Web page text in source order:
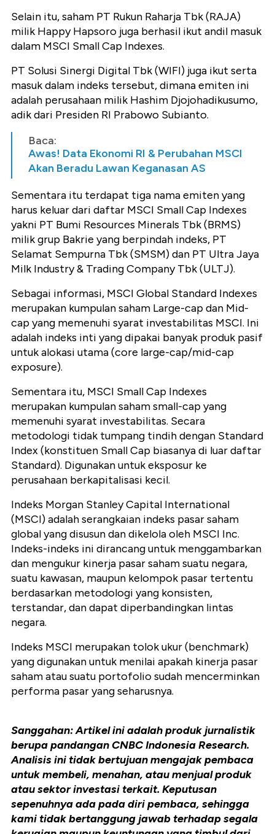
Selain itu, saham PT Rukun Raharja Tbk (RAJA)
milik Happy Hapsoro juga berhasil ikut andil masuk
dalam MSCI Small Cap Indexes.
PT Solusi Sinergi Digital Tbk (WIFI) juga ikut serta
masuk dalam indeks tersebut, dimana emiten ini
adalah perusahaan milik Hashim Djojohadikusumo,
adik dari Presiden RI Prabowo Subianto.
Baca:
Awas! Data Ekonomi RI & Perubahan MSCI
Akan Beradu Lawan Keganasan AS
Sementara itu terdapat tiga nama emiten yang
harus keluar dari daftar MSCI Small Cap Indexes
yakni PT Bumi Resources Minerals Tbk (BRMS)
milik grup Bakrie yang berpindah indeks, PT
Selamat Sempurna Tbk (SMSM) dan PT Ultra Jaya
Milk Industry & Trading Company Tbk (ULTJ).
Sebagai informasi, MSCI Global Standard Indexes
merupakan kumpulan saham Large-cap dan Mid-
cap yang memenuhi syarat investabilitas MSCI. Ini
adalah indeks inti yang dipakai banyak produk pasif
untuk alokasi utama (core large-cap/mid-cap
exposure).
Sementara itu, MSCI Small Cap Indexes
merupakan kumpulan saham small-cap yang
memenuhi syarat investabilitas. Secara
metodologi tidak tumpang tindih dengan Standard
Index (konstituen Small Cap biasanya di luar daftar
Standard). Digunakan untuk eksposur ke
perusahaan berkapitalisasi kecil.
Indeks Morgan Stanley Capital International
(MSCI) adalah serangkaian indeks pasar saham
global yang disusun dan dikelola oleh MSCI Inc.
Indeks-indeks ini dirancang untuk menggambarkan
dan mengukur kinerja pasar saham suatu negara,
suatu kawasan, maupun kelompok pasar tertentu
berdasarkan metodologi yang konsisten,
terstandar, dan dapat diperbandingkan lintas
negara.
Indeks MSCI merupakan tolok ukur (benchmark)
yang digunakan untuk menilai apakah kinerja pasar
saham atau suatu portofolio sudah mencerminkan
performa pasar yang seharusnya.
Sanggahan: Artikel ini adalah produk jurnalistik
berupa pandangan CNBC Indonesia Research.
Analisis ini tidak bertujuan mengajak pembaca
untuk membeli, menahan, atau menjual produk
atau sektor investasi terkait. Keputusan
sepenuhnya ada pada diri pembaca, sehingga
kami tidak bertanggung jawab terhadap segala